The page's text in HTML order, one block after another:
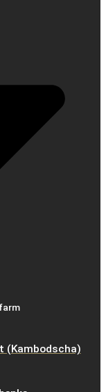
(Kambodscha)